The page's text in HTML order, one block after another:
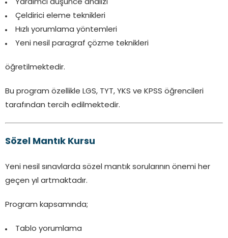
Yardımcı düşünce analizi
Çeldirici eleme teknikleri
Hızlı yorumlama yöntemleri
Yeni nesil paragraf çözme teknikleri
öğretilmektedir.
Bu program özellikle LGS, TYT, YKS ve KPSS öğrencileri
tarafından tercih edilmektedir.
Sözel Mantık Kursu
Yeni nesil sınavlarda sözel mantık sorularının önemi her
geçen yıl artmaktadır.
Program kapsamında;
Tablo yorumlama